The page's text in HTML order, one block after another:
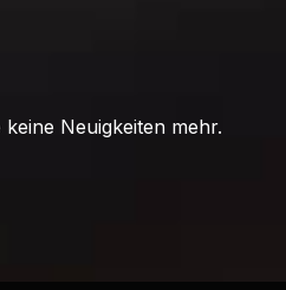
Neuigkeiten mehr.
@currycountryberli5